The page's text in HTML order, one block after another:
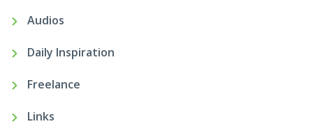
Audios
Daily Inspiration
Freelance
Links